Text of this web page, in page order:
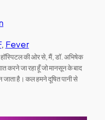
, Fever
की ओर से, मैं, डॉ. अभिषेक
करने जा रहा हूँ जो मानसून के बाद
जाता है। कल हमने दूषित पानी से